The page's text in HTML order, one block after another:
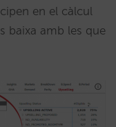
en el càlcul
baixa amb les que